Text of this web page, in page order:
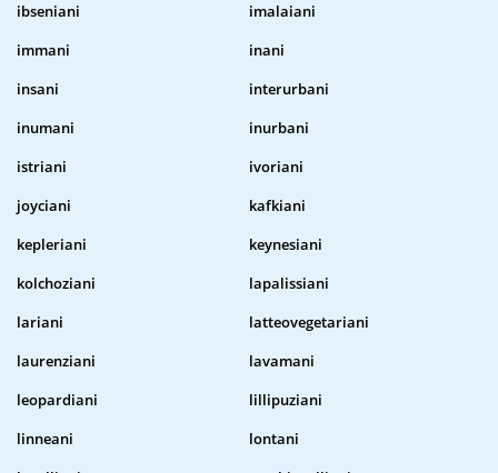
ibseniani
imalaiani
immani
inani
insani
interurbani
inumani
inurbani
istriani
ivoriani
joyciani
kafkiani
kepleriani
keynesiani
kolchoziani
lapalissiani
lariani
latteovegetariani
laurenziani
lavamani
leopardiani
lillipuziani
linneani
lontani